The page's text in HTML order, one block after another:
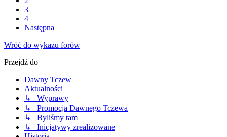
3
4
Następna
Wróć do wykazu forów
Przejdź do
Dawny Tczew
Aktualności
↳ Wyprawy
↳ Promocja Dawnego Tczewa
↳ Byliśmy tam
↳ Inicjatywy zrealizowane